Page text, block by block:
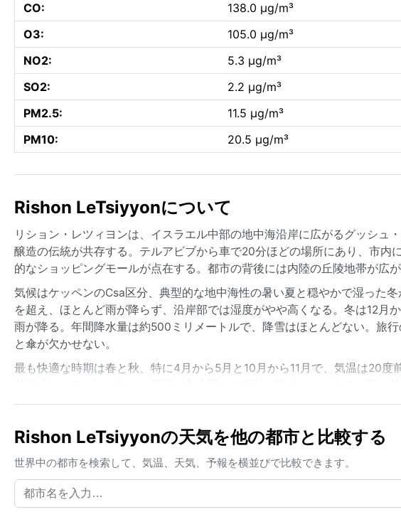
CO:
138.0 µg/m³
O3:
105.0 µg/m³
NO2:
5.3 µg/m³
SO2:
2.2 µg/m³
PM2.5:
11.5 µg/m³
PM10:
20.5 µg/m³
Rishon LeTsiyyonについて
リション・レツィヨンは、イスラエル中部の地中海沿岸に広がるグッシュ
醸造の伝統が共存する。テルアビブから車で20分ほどの場所にあり、市内
的なショッピングモールが点在する。都市の背後には内陸の丘陵地帯が広
気候はケッペンのCsa区分、典型的な地中海性の暑い夏と穏やかで湿った
を超え、ほとんど雨が降らず、沿岸部では湿度がやや高くなる。冬は12月
雨が降る。年間降水量は約500ミリメートルで、降雪はほとんどない。旅
と傘が欠かせない。
最も快適な時期は春と秋、特に4月から5月と10月から11月で、気温は20
だ。この街は年間を通じて晴れの日が多く、気候の変化を楽しみながら訪
Rishon LeTsiyyonの天気を他の都市と比較する
世界中の都市を検索して、気温、天気、予報を横並びで比較できます。